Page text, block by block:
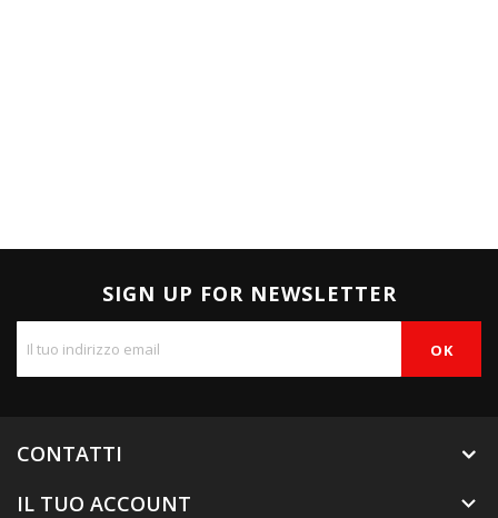
SIGN UP FOR NEWSLETTER
CONTATTI
IL TUO ACCOUNT
